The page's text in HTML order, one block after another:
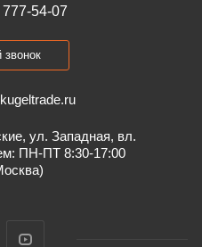
54-07
ул. Западная, вл.
ПН-ПТ 8:30-17:00